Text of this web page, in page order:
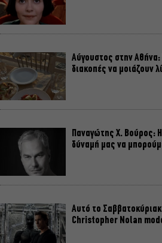
Αύγουστος στην Αθήνα:
διακοπές να μοιάζουν
Παναγώτης Χ. Βούρος: Η
δύναμή μας να
Αυτό το
Christopher Nolan